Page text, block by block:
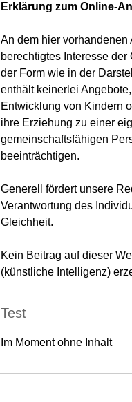
Erklärung zum Online-
An dem hier vorhandenen
berechtigtes Interesse
der Form wie in der
enthält keinerlei
Entwicklung von Kindern
ihre Erziehung zu einer
gemeinschaftsfähigen
beeinträchtigen.
Generell fördert unsere
Verantwortung des
Gleichheit.
Kein Beitrag auf dieser
(künstliche Intelligenz)
Test
Im Moment ohne Inhalt